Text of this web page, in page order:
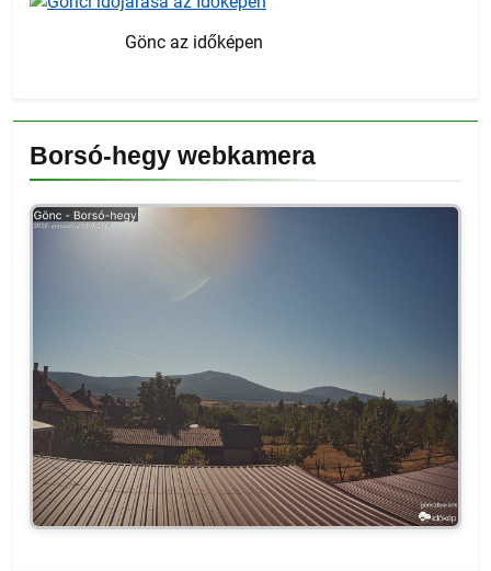
Gönc az időképen
Borsó-hegy webkamera